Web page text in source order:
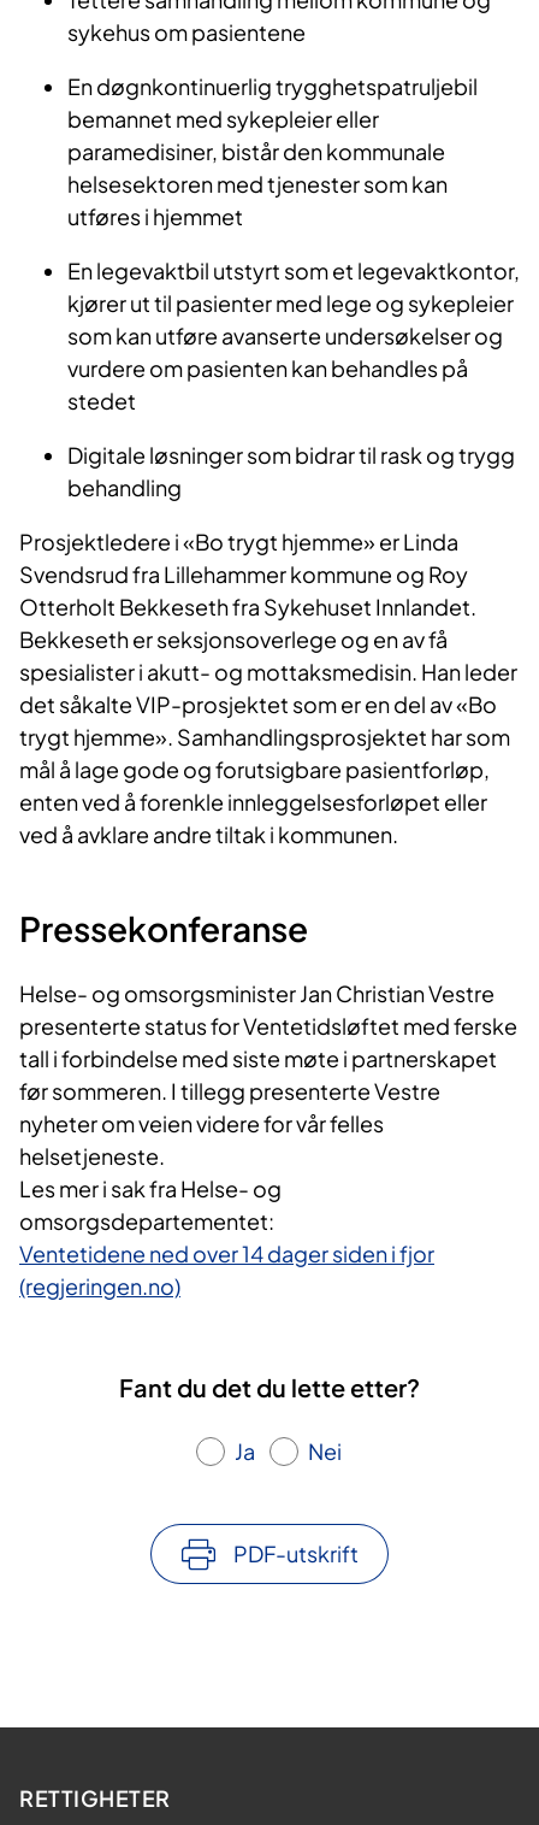
sykehus om pasientene
En døgnkontinuerlig trygghetspatruljebil
bemannet med sykepleier eller
paramedisiner, bistår den kommunale
helsesektoren med tjenester som kan
utføres i hjemmet
En legevaktbil utstyrt som et legevaktkontor,
kjører ut til pasienter med lege og sykepleier
som kan utføre avanserte undersøkelser og
vurdere om pasienten kan behandles på
stedet
Digitale løsninger som bidrar til rask og trygg
behandling
Prosjektledere i «Bo trygt hjemme» er Linda
Svendsrud fra Lillehammer kommune og Roy
Otterholt Bekkeseth fra Sykehuset Innlandet.
Bekkeseth er seksjonsoverlege og en av få
spesialister i akutt- og mottaksmedisin. Han leder
det såkalte VIP-prosjektet som er en del av «Bo
trygt hjemme». Samhandlingsprosjektet har som
mål å lage gode og forutsigbare pasientforløp,
enten ved å forenkle innleggelsesforløpet eller
ved å avklare andre tiltak i kommunen.
Pressekonferanse
Helse- og omsorgsminister Jan Christian Vestre
presenterte status for Ventetidsløftet med ferske
tall i forbindelse med siste møte i partnerskapet
før sommeren. I tillegg presenterte Vestre
nyheter om veien videre for vår felles
helsetjeneste.
Les mer i sak fra Helse- og
omsorgsdepartementet:
Ventetidene ned over 14 dager siden i fjor
(regjeringen.no)
Fant du det du lette etter?
Ja Nei
PDF-utskrift
RETTIGHETER